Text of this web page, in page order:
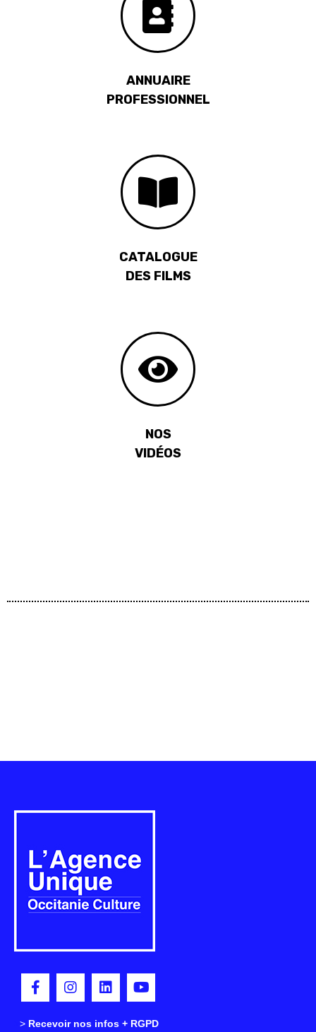
ANNUAIRE
PROFESSIONNEL
CATALOGUE
DES FILMS
NOS
VIDÉOS
> Recevoir nos infos + RGPD